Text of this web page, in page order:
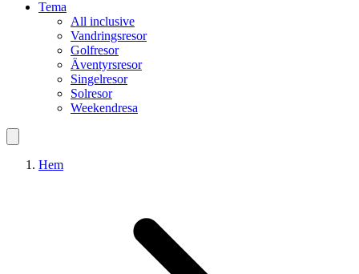
Tema
All inclusive
Vandringsresor
Golfresor
Äventyrsresor
Singelresor
Solresor
Weekendresa
Hem